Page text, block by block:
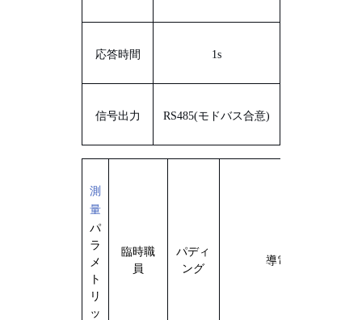
応答時間 1s
信号出力 RS485(モドバス合意)
測
量
パ
ラ
メ
ト
リ
ッ
臨時職
員
パディ
ング
導電率